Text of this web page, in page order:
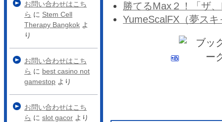
勝てるMax２！「ザ
YumeScalFX（夢ス
お問い合わせはこち
ら に Stem Cell
Therapy Bangkok よ
り
お問い合わせはこち
ら に best casino not
gamestop より
お問い合わせはこち
ら に slot gacor より